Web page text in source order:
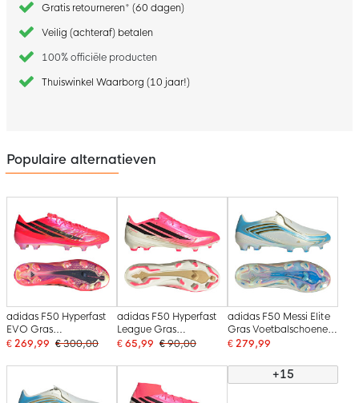
Gratis retourneren* (60 dagen)
Veilig (achteraf) betalen
100% officiële producten
Thuiswinkel Waarborg (10 jaar!)
Populaire alternatieven
adidas F50 Hyperfast
EVO Gras
Voetbalschoenen (FG)
Wit
€ 269,99 € 300,00
adidas F50 Hyperfast
League Gras
Voetbalschoenen (FG)
Wit
€ 65,99 € 90,00
adidas F50 Messi Elite
Gras Voetbalschoenen
(FG) Wit Lichtblauw
€ 279,99
+15